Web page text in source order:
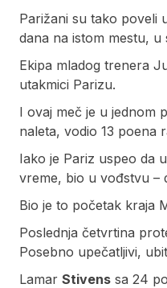
Parižani su tako poveli
dana na istom mestu,
Ekipa mladog trenera
utakmici Parizu.
I ovaj meč je u jednom
naleta, vodio 13 poena
Iako je Pariz uspeo da
vreme, bio u vođstvu –
Bio je to početak kraja
Poslednja četvrtina
Posebno upečatljivi,
Lamar Stivens sa 24